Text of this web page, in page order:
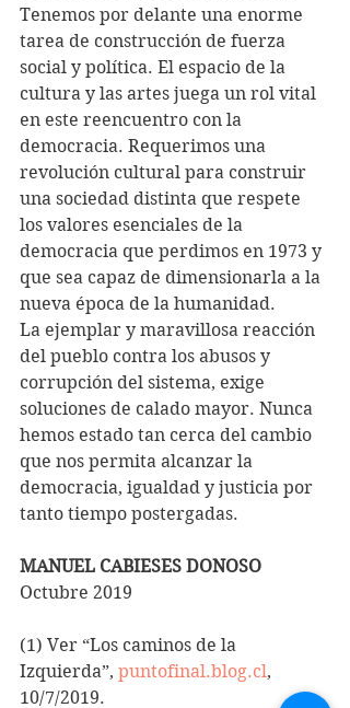
Tenemos por delante una enorme
tarea de construcción de fuerza
social y política. El espacio de la
cultura y las artes juega un rol vital
en este reencuentro con la
democracia. Requerimos una
revolución cultural para construir
una sociedad distinta que respete
los valores esenciales de la
democracia que perdimos en 1973 y
que sea capaz de dimensionarla a la
nueva época de la humanidad.
La ejemplar y maravillosa reacción
del pueblo contra los abusos y
corrupción del sistema, exige
soluciones de calado mayor. Nunca
hemos estado tan cerca del cambio
que nos permita alcanzar la
democracia, igualdad y justicia por
tanto tiempo postergadas.
MANUEL CABIESES DONOSO
Octubre 2019
(1) Ver “Los caminos de la
Izquierda”, puntofinal.blog.cl,
10/7/2019.